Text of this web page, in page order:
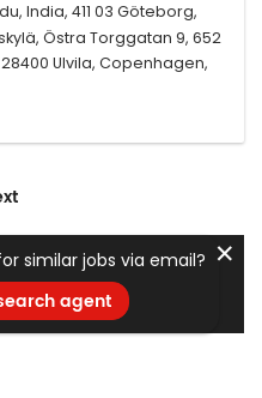
India, 411 03 Göteborg,
Östra Torggatan 9, 652
Ulvila, Copenhagen,
similar jobs via email?
agent
✕